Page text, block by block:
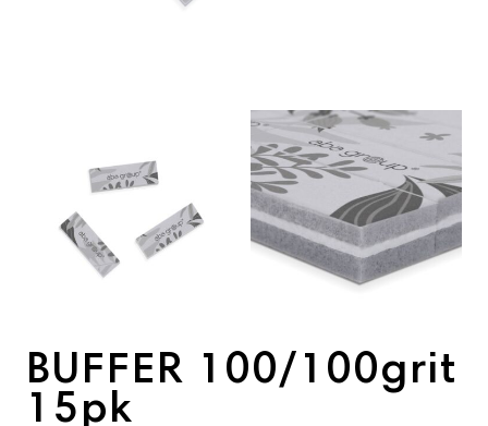
BUFFER 100/100grit
15pk
View larger image View larger